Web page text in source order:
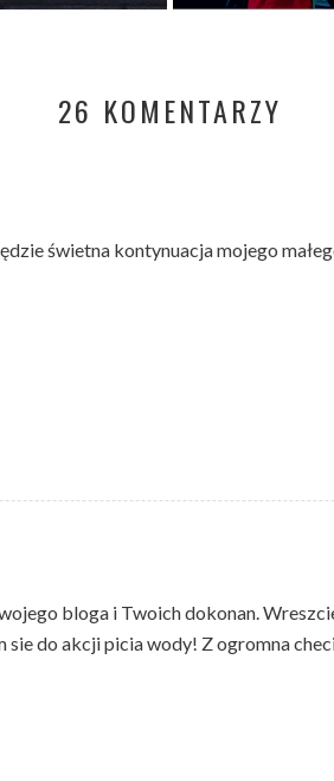
26 KOMENTARZY
świetna kontynuacja mojego
bloga i Twoich dokonan.
sie do akcji picia wody! Z ogromna